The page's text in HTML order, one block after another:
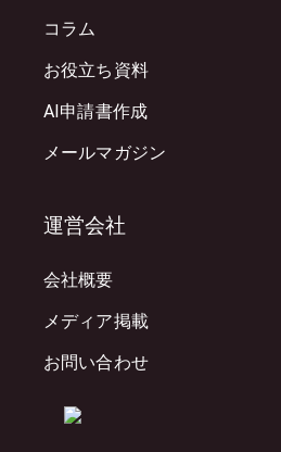
コラム
お役立ち資料
AI申請書作成
メールマガジン
運営会社
会社概要
メディア掲載
お問い合わせ